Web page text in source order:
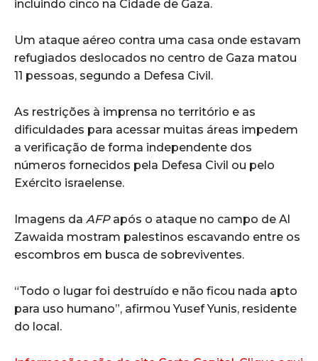
incluindo cinco na Cidade de Gaza.
Um ataque aéreo contra uma casa onde estavam
refugiados deslocados no centro de Gaza matou
11 pessoas, segundo a Defesa Civil.
As restrições à imprensa no território e as
dificuldades para acessar muitas áreas impedem
a verificação de forma independente dos
números fornecidos pela Defesa Civil ou pelo
Exército israelense.
Imagens da AFPapós o ataque no campo de Al
Zawaida mostram palestinos escavando entre os
escombros em busca de sobreviventes.
“Todo o lugar foi destruído e não ficou nada apto
para uso humano”, afirmou Yusef Yunis, residente
do local.